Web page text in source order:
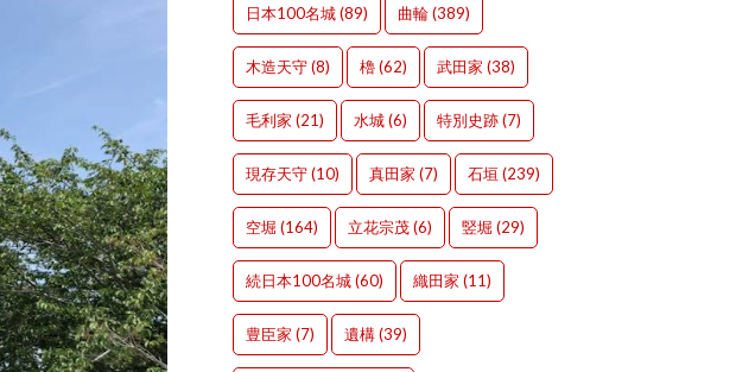
日本100名城(89) 曲輪(389)
木造天守(8) 櫓(62) 武田家 (38)
毛利家 (21) 水城(6) 特別史跡(7)
現存天守(10) 真田家 (7) 石垣 (239)
空堀 (164) 立花宗茂(6) 竪堀 (29)
続日本100名城(60) 織田家 (11)
豊臣家 (7) 遺構(39)